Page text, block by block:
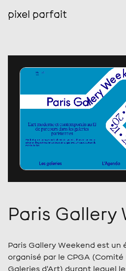
pixel parfait
Paris Gallery
Paris Gallery Weekend est un
organisé par le CPGA
Galeries d'Art) durant lequel